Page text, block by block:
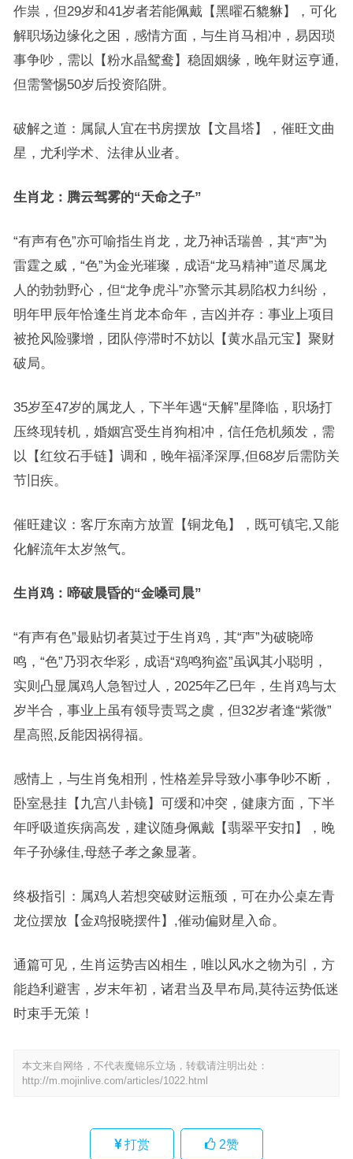
作祟，但29岁和41岁者若能佩戴【黑曜石貔貅】，可化
解职场边缘化之困，感情方面，与生肖马相冲，易因琐
事争吵，需以【粉水晶鸳鸯】稳固姻缘，晚年财运亨通,
但需警惕50岁后投资陷阱。
破解之道：属鼠人宜在书房摆放【文昌塔】，催旺文曲
星，尤利学术、法律从业者。
生肖龙：腾云驾雾的“天命之子”
“有声有色”亦可喻指生肖龙，龙乃神话瑞兽，其“声”为
雷霆之威，“色”为金光璀璨，成语“龙马精神”道尽属龙
人的勃勃野心，但“龙争虎斗”亦警示其易陷权力纠纷，
明年甲辰年恰逢生肖龙本命年，吉凶并存：事业上项目
被抢风险骤增，团队停滞时不妨以【黄水晶元宝】聚财
破局。
35岁至47岁的属龙人，下半年遇“天解”星降临，职场打
压终现转机，婚姻宫受生肖狗相冲，信任危机频发，需
以【红纹石手链】调和，晚年福泽深厚,但68岁后需防关
节旧疾。
催旺建议：客厅东南方放置【铜龙龟】，既可镇宅,又能
化解流年太岁煞气。
生肖鸡：啼破晨昏的“金嗓司晨”
“有声有色”最贴切者莫过于生肖鸡，其“声”为破晓啼
鸣，“色”乃羽衣华彩，成语“鸡鸣狗盗”虽讽其小聪明，
实则凸显属鸡人急智过人，2025年乙巳年，生肖鸡与太
岁半合，事业上虽有领导责骂之虞，但32岁者逢“紫微”
星高照,反能因祸得福。
感情上，与生肖兔相刑，性格差异导致小事争吵不断，
卧室悬挂【九宫八卦镜】可缓和冲突，健康方面，下半
年呼吸道疾病高发，建议随身佩戴【翡翠平安扣】，晚
年子孙缘佳,母慈子孝之象显著。
终极指引：属鸡人若想突破财运瓶颈，可在办公桌左青
龙位摆放【金鸡报晓摆件】,催动偏财星入命。
通篇可见，生肖运势吉凶相生，唯以风水之物为引，方
能趋利避害，岁末年初，诸君当及早布局,莫待运势低迷
时束手无策！
本文来自网络，不代表魔锦乐立场，转载请注明出处：
http://m.mojinlive.com/articles/1022.html
打赏 2赞